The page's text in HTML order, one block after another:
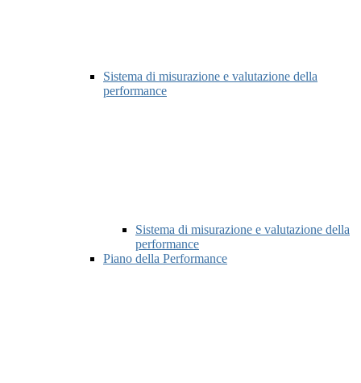
Sistema di misurazione e valutazione della
performance
Sistema di misurazione e valutazione della
performance
Piano della Performance